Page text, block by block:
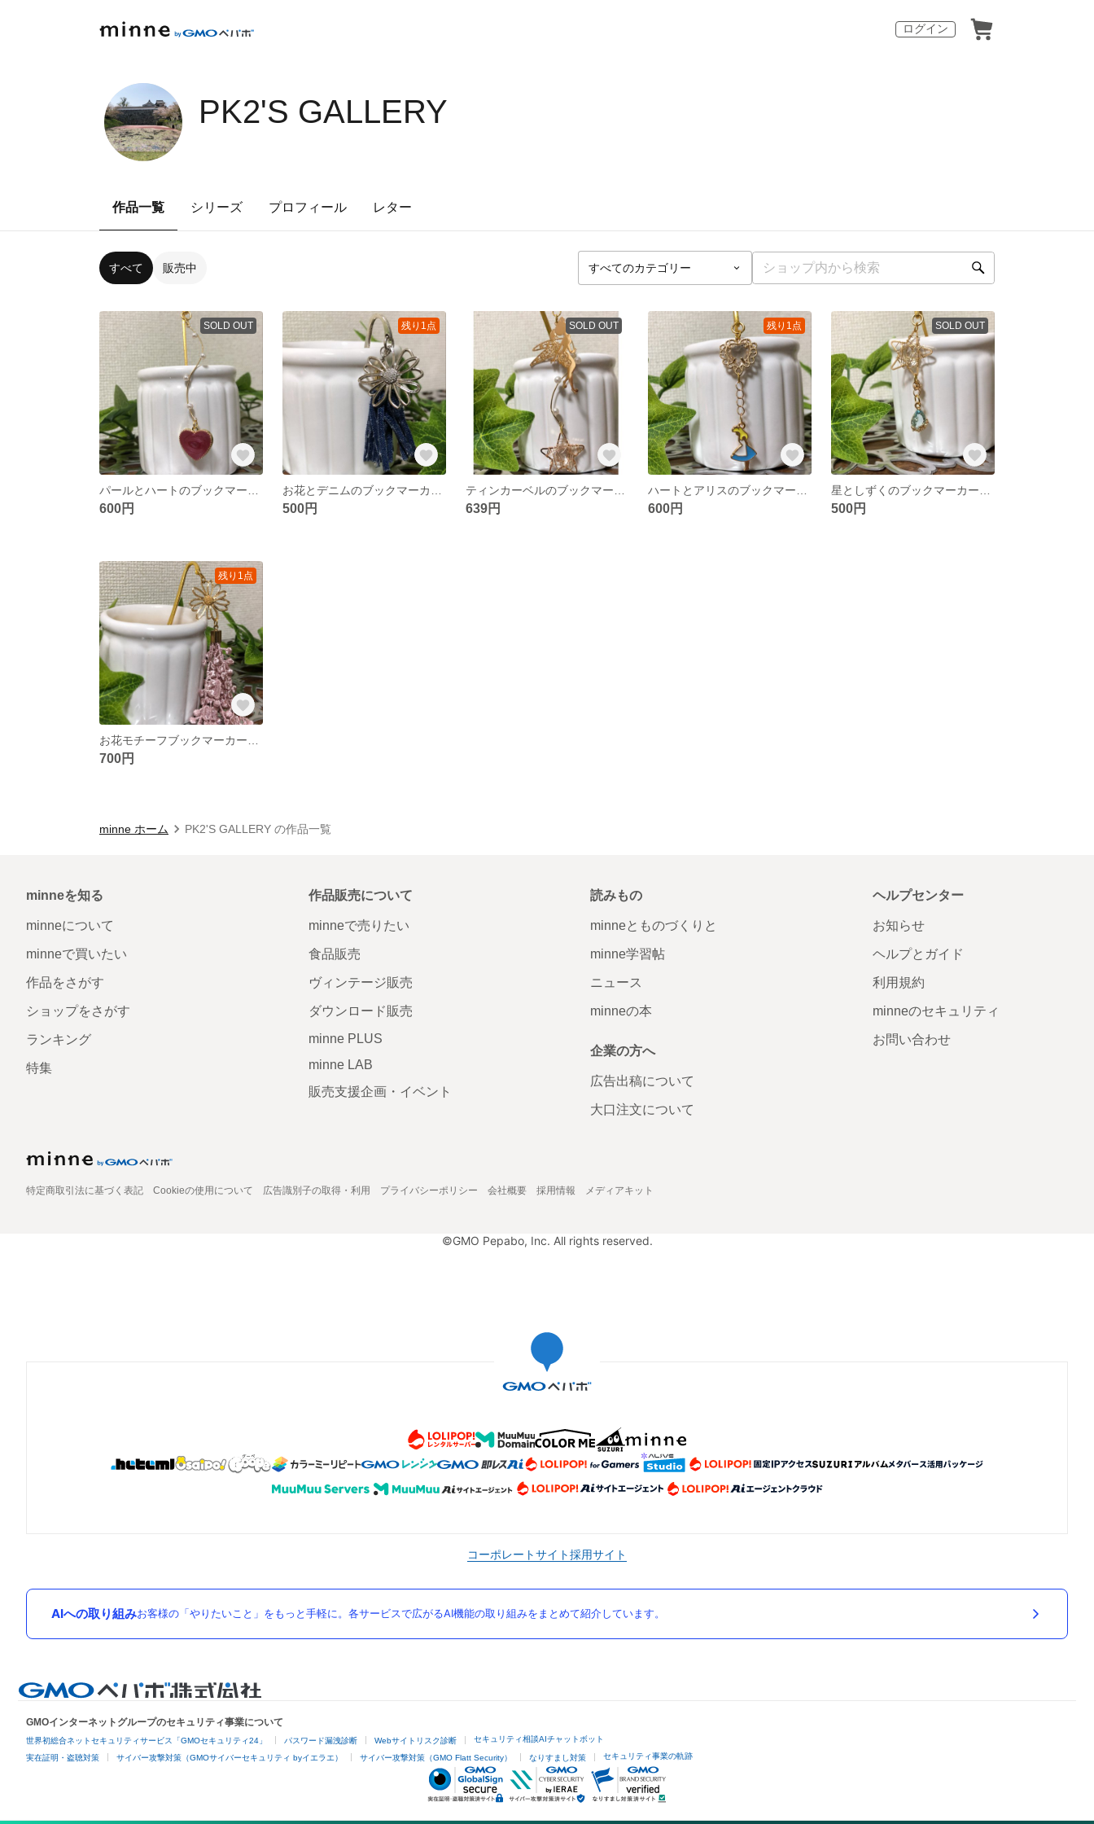
ログイン
PK2'S GALLERY
作品一覧 シリーズ プロフィール レター
すべて 販売中
SOLD OUT
600円
残り1点
500円
SOLD OUT
639円
残り1点
600円
SOLD OUT
500円
残り1点
700円
minne ホーム PK2'S GALLERY の作品一覧
minneを知る
minneについて
minneで買いたい
作品をさがす
ショップをさがす
ランキング
特集
作品販売について
minneで売りたい
食品販売
ヴィンテージ販売
ダウンロード販売
minne PLUS
minne LAB
販売支援企画・イベント
読みもの
minneとものづくりと
minne学習帖
ニュース
minneの本
企業の方へ
広告出稿について
大口注文について
ヘルプセンター
お知らせ
ヘルプとガイド
利用規約
minneのセキュリティ
お問い合わせ
特定商取引法に基づく表記 Cookieの使用について 広告識別子の取得・利用 プライバシーポリシー 会社概要 採用情報 メディアキット
©GMO Pepabo, Inc. All rights reserved.
コーポレートサイト採用サイト
AIへの取り組みお客様の「やりたいこと」をもっと手軽に。各サービスで広がるAI機能の取り組みをまとめて紹介しています。
GMOインターネットグループのセキュリティ事業について
世界初総合ネットセキュリティサービス「GMOセキュリティ24」 パスワード漏洩診断 Webサイトリスク診断 セキュリティ相談AIチャットボット
実在証明・盗聴対策 サイバー攻撃対策（GMOサイバーセキュリティ byイエラエ） サイバー攻撃対策（GMO Flatt Security） なりすまし対策 セキュリティ事業の軌跡